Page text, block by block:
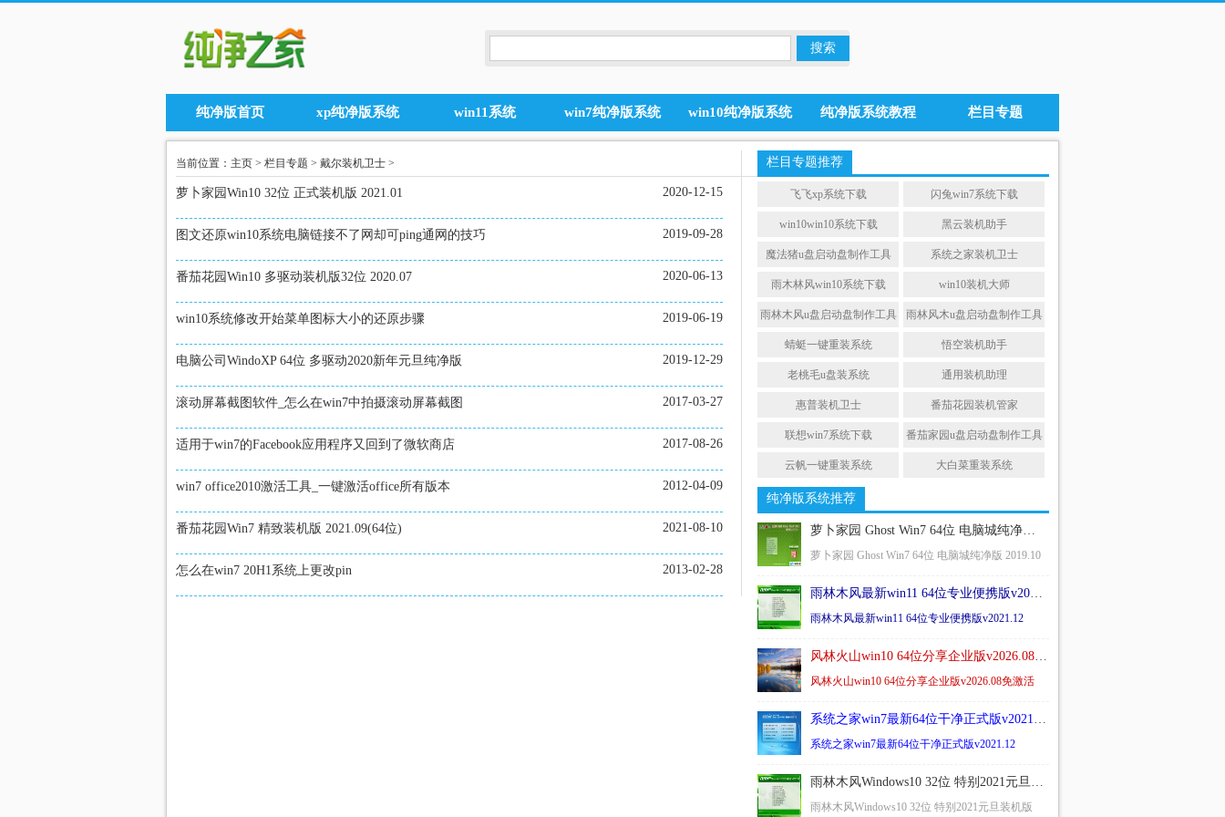
纯净版首页 xp纯净版系统 win11系统 win7纯净版系统 win10纯净版系统 纯净版系统教程 栏目专题
当前位置： 主页 > 栏目专题 > 戴尔装机卫士 >
2020-12-15
萝卜家园Win10 32位 正式装机版 2021.01
2019-09-28
图文还原win10系统电脑链接不了网却可ping通网的技巧
2020-06-13
番茄花园Win10 多驱动装机版32位 2020.07
2019-06-19
win10系统修改开始菜单图标大小的还原步骤
2019-12-29
电脑公司WindoXP 64位 多驱动2020新年元旦纯净版
2017-03-27
滚动屏幕截图软件_怎么在win7中拍摄滚动屏幕截图
2017-08-26
适用于win7的Facebook应用程序又回到了微软商店
2012-04-09
win7 office2010激活工具_一键激活office所有版本
2021-08-10
番茄花园Win7 精致装机版 2021.09(64位)
2013-02-28
怎么在win7 20H1系统上更改pin
栏目专题推荐
飞飞xp系统下载 闪兔win7系统下载
win10win10系统下载 黑云装机助手
魔法猪u盘启动盘制作工具 系统之家装机卫士
雨木林风win10系统下载 win10装机大师
雨林木风u盘启动盘制作工具 雨林风木u盘启动盘制作工具
蜻蜓一键重装系统 悟空装机助手
老桃毛u盘装系统 通用装机助理
惠普装机卫士 番茄花园装机管家
联想win7系统下载 番茄家园u盘启动盘制作工具
云帆一键重装系统 大白菜重装系统
纯净版系统推荐
萝卜家园 Ghost Win7 64位 电脑城纯净版 2019.10
萝卜家园 Ghost Win7 64位 电脑城纯净版 2019.10
雨林木风最新win11 64位专业便携版v2021.12
雨林木风最新win11 64位专业便携版v2021.12
风林火山win10 64位分享企业版v2026.08免激活
风林火山win10 64位分享企业版v2026.08免激活
系统之家win7最新64位干净正式版v2021.12
系统之家win7最新64位干净正式版v2021.12
雨林木风Windows10 32位 特别2021元旦装机版
雨林木风Windows10 32位 特别2021元旦装机版